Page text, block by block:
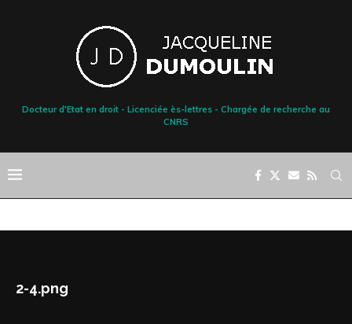
Docteur d'Etat en droit - Licenciée ès-lettres - Chargée de recherche au
CNRS
2-4.png